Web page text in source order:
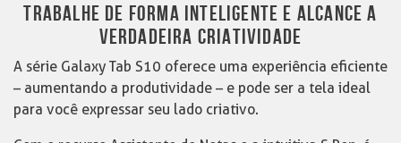
TRABALHE DE FORMA INTELIGENTE E ALCANCE A
VERDADEIRA CRIATIVIDADE
A série Galaxy Tab S10 oferece uma experiência eficiente
– aumentando a produtividade – e pode ser a tela ideal
para você expressar seu lado criativo.